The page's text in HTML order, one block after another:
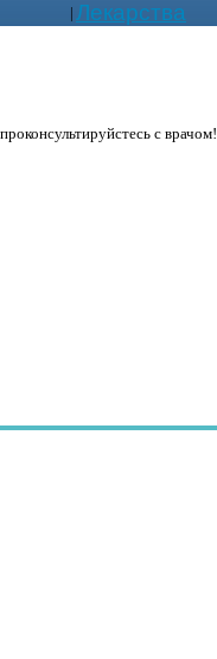
| Лекарства
с врачом!